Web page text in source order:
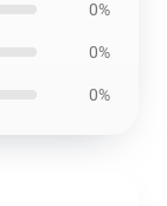
0%
0%
0%